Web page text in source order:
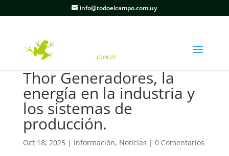
info@todoelcampo.com.uy
Thor Generadores, la
energía en la industria y
los sistemas de
producción.
Oct 18, 2025| Información, Noticias | 0 Comentarios